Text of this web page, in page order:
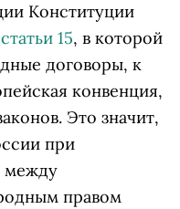
Конституции
15, в которой
договоры, к
конвенция,
Это значит,
при
между
правом